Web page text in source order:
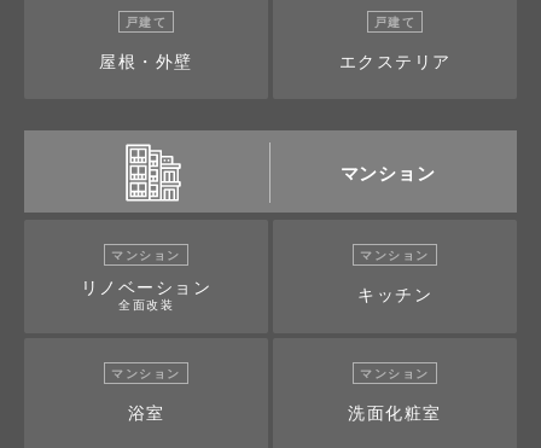
戸建て
屋根・外壁
戸建て
エクステリア
マンション
マンション
リノベーション
全面改装
マンション
キッチン
マンション
浴室
マンション
洗面化粧室